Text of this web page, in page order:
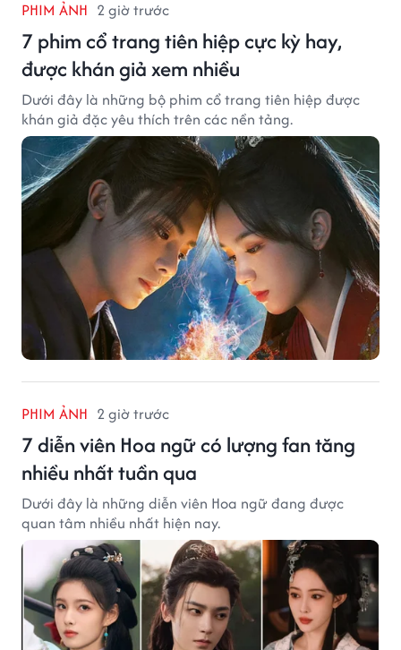
PHIM ẢNH 2 giờ trước
7 phim cổ trang tiên hiệp cực kỳ hay,
được khán giả xem nhiều
Dưới đây là những bộ phim cổ trang tiên hiệp được
khán giả đặc yêu thích trên các nền tảng.
PHIM ẢNH 2 giờ trước
7 diễn viên Hoa ngữ có lượng fan tăng
nhiều nhất tuần qua
Dưới đây là những diễn viên Hoa ngữ đang được
quan tâm nhiều nhất hiện nay.